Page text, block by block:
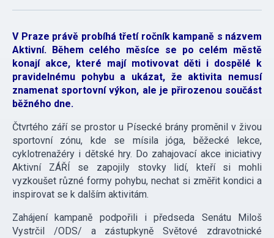
V Praze právě probíhá třetí ročník kampaně s názvem
Aktivní. Během celého měsíce se po celém městě
konají akce, které mají motivovat děti i dospělé k
pravidelnému pohybu a ukázat, že aktivita nemusí
znamenat sportovní výkon, ale je přirozenou součást
běžného dne.
Čtvrtého září se prostor u Písecké brány proměnil v živou
sportovní zónu, kde se mísila jóga, běžecké lekce,
cyklotrenažéry i dětské hry. Do zahajovací akce iniciativy
Aktivní ZÁŘÍ se zapojily stovky lidí, kteří si mohli
vyzkoušet různé formy pohybu, nechat si změřit kondici a
inspirovat se k dalším aktivitám.
Zahájení kampaně podpořili i předseda Senátu Miloš
Vystrčil /ODS/ a zástupkyně Světové zdravotnické